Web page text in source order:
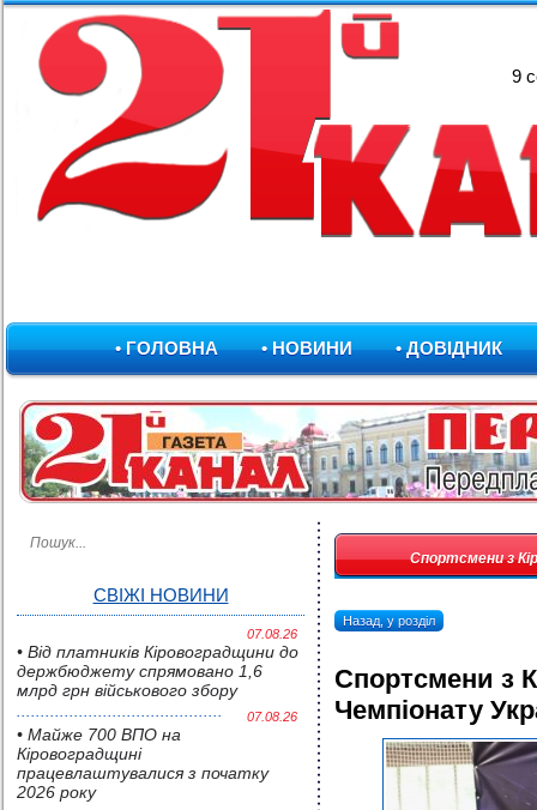
9
• ГОЛОВНА • НОВИНИ • ДОВІДНИК
СВІЖІ НОВИНИ
07.08.26
• Від платників Кіровоградщини до
держбюджету спрямовано 1,6
млрд грн військового збору
07.08.26
• Майже 700 ВПО на
Кіровоградщині
працевлаштувалися з початку
2026 року
Спортсмени з
Назад, у розділ
Спортсмени з
Чемпіонату